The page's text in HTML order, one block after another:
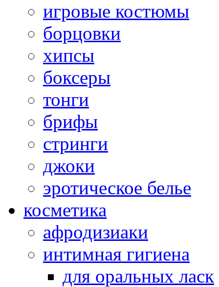
игровые костюмы
борцовки
хипсы
боксеры
тонги
брифы
стринги
джоки
эротическое белье
косметика
афродизиаки
интимная гигиена
для оральных ласк